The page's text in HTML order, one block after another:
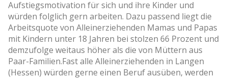
Aufstiegsmotivation für sich und ihre Kinder und
würden folglich gern arbeiten. Dazu passend liegt die
Arbeitsquote von Alleinerziehenden Mamas und Papas
mit Kindern unter 18 Jahren bei stolzen 66 Prozent und
demzufolge weitaus höher als die von Müttern aus
Paar-Familien.Fast alle Alleinerziehenden in Langen
(Hessen) würden gerne einen Beruf ausüben, werden